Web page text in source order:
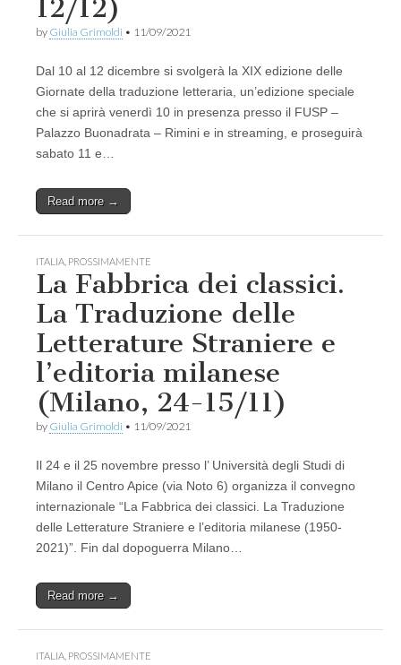
12/12)
by Giulia Grimoldi • 11/09/2021
Dal 10 al 12 dicembre si svolgerà la XIX edizione delle
Giornate della traduzione letteraria, un’edizione speciale
che si aprirà venerdì 10 in presenza presso il FUSP –
Palazzo Buonadrata – Rimini e in streaming, e proseguirà
sabato 11 e…
Read more →
ITALIA PROSSIMAMENTE
La Fabbrica dei classici.
La Traduzione delle
Letterature Straniere e
l’editoria milanese
(Milano, 24-15/11)
by Giulia Grimoldi • 11/09/2021
Il 24 e il 25 novembre presso l’ Università degli Studi di
Milano il Centro Apice (via Noto 6) organizza il convegno
internazionale “La Fabbrica dei classici. La Traduzione
delle Letterature Straniere e l’editoria milanese (1950-
2021)”. Fin dal dopoguerra Milano…
Read more →
ITALIA PROSSIMAMENTE